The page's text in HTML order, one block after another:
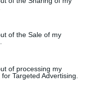
of the Sale of my
of processing my
Targeted Advertising.
Código